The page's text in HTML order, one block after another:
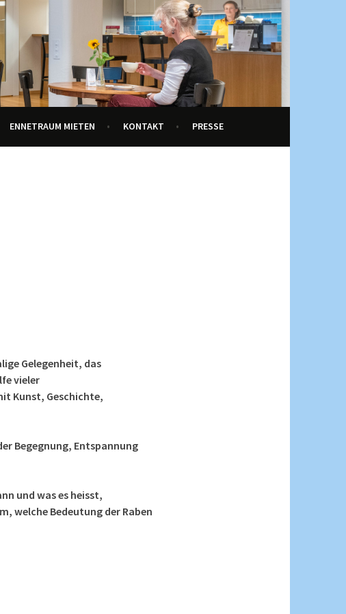
ENNETRAUM MIETEN KONTAKT PRESSE
Gelegenheit, das
vieler
Kunst, Geschichte,
Begegnung, Entspannung
und was es heisst,
welche Bedeutung der Raben